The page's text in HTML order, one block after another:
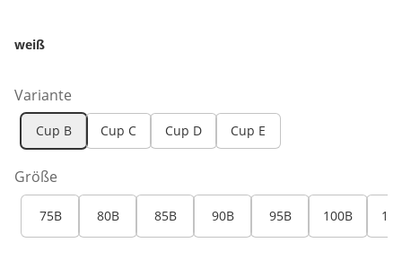
weiß
Variante
Cup B Cup C Cup D Cup E
Größe
75B 80B 85B 90B 95B 100B